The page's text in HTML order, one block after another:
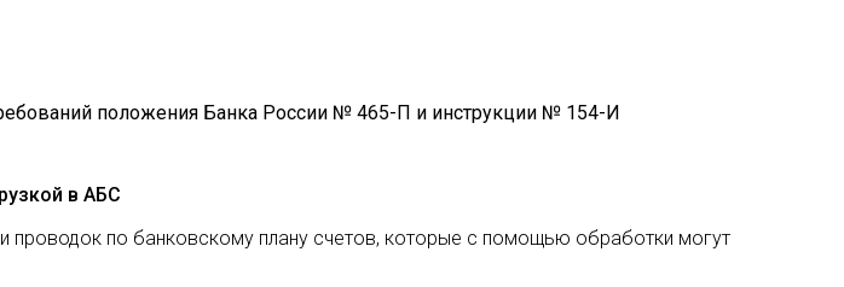
положения Банка России № 465-П и инструкции № 154-И
в АБС
проводок по банковскому плану счетов, которые с помощью обработки могут